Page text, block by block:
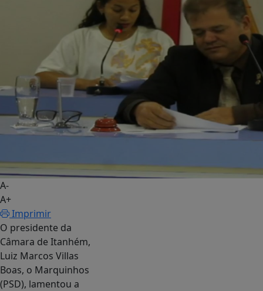
A-
A+
Imprimir
O presidente da
Câmara de Itanhém,
Luiz Marcos Villas
Boas, o Marquinhos
(PSD), lamentou a